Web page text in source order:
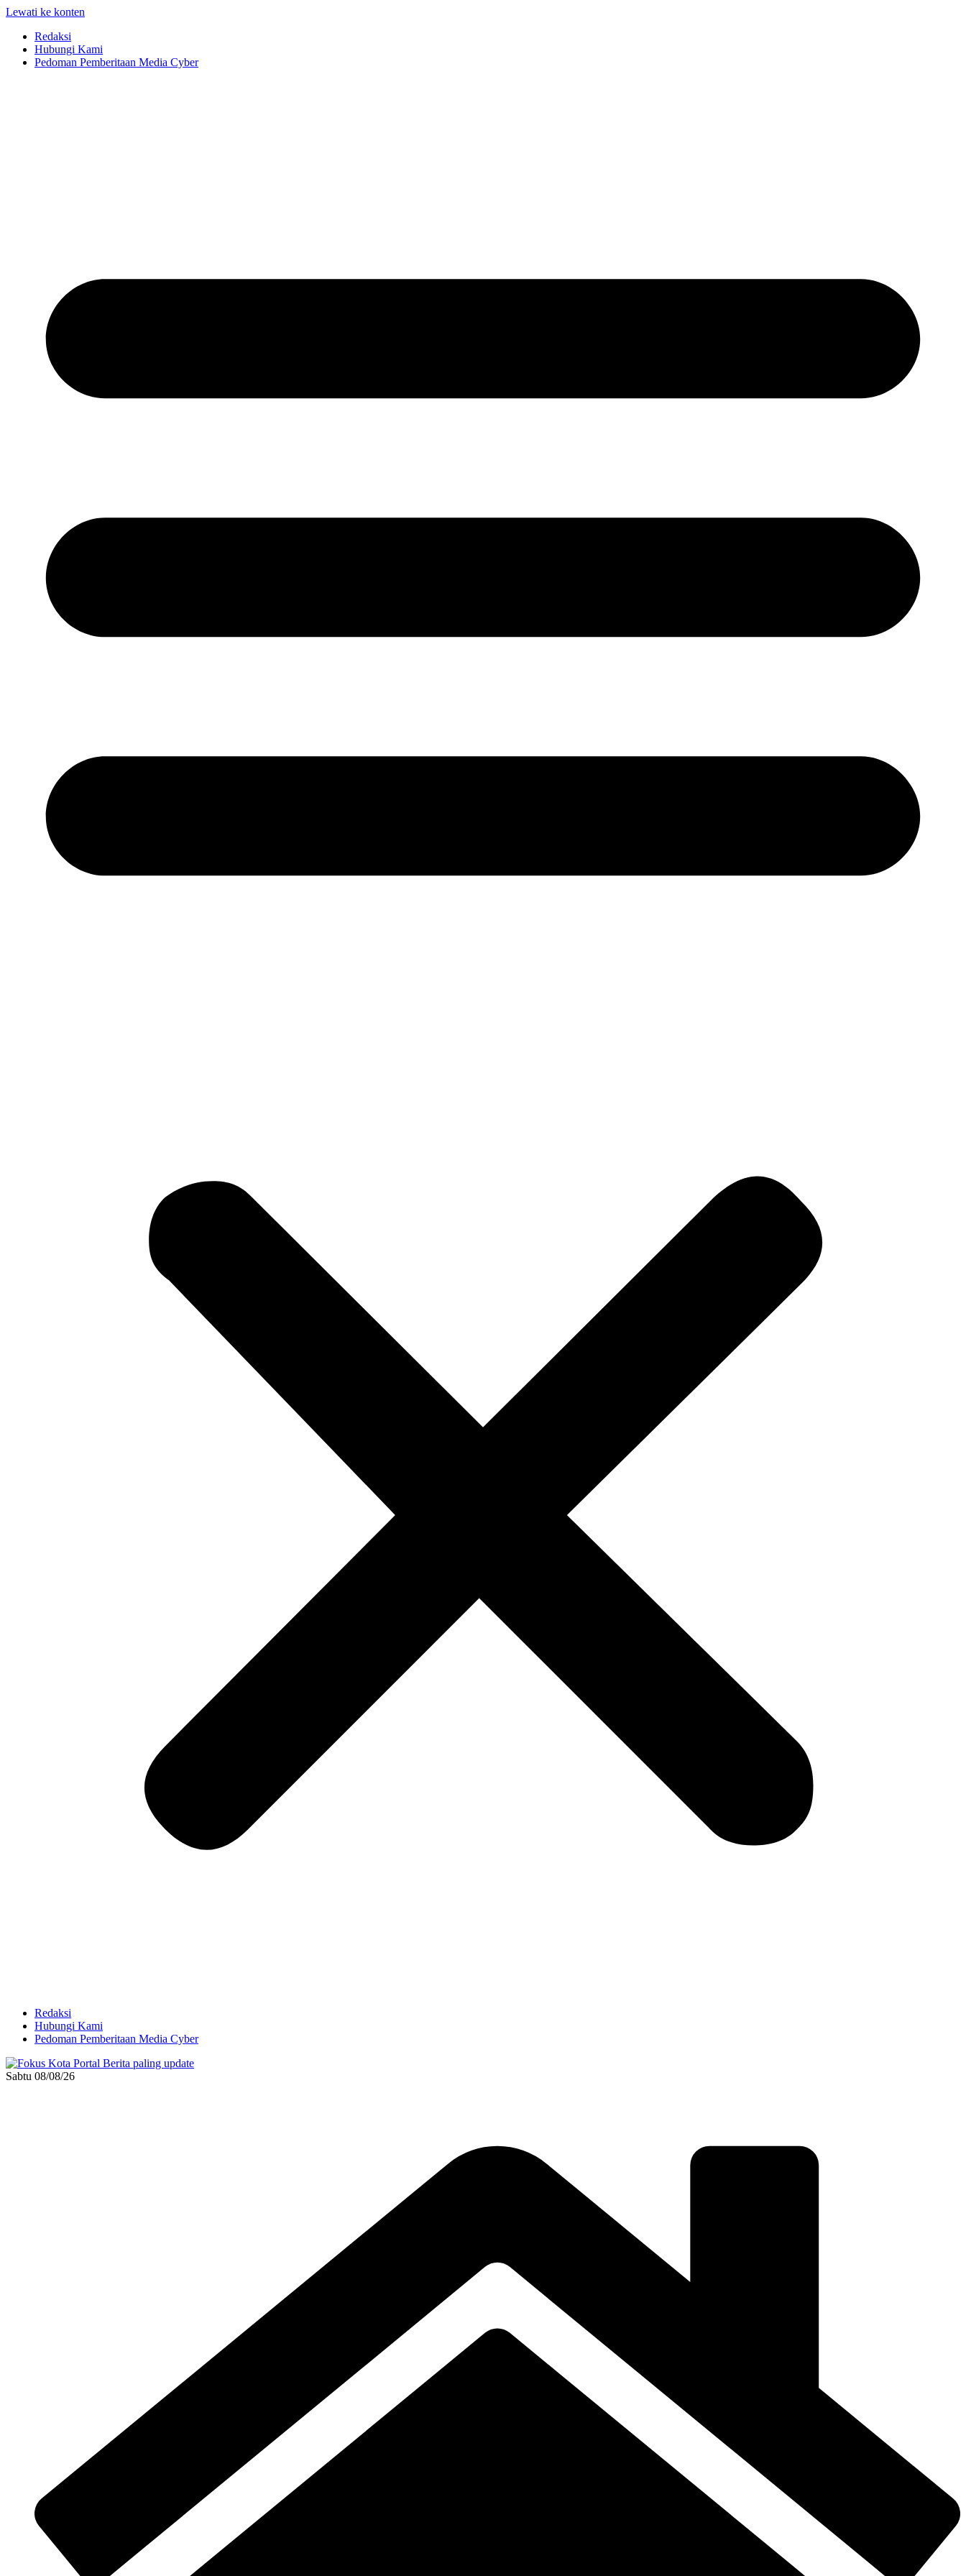
Lewati ke konten
Redaksi
Hubungi Kami
Pedoman Pemberitaan Media Cyber
Redaksi
Hubungi Kami
Pedoman Pemberitaan Media Cyber
Sabtu 08/08/26